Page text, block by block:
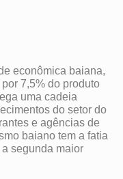
econômica baiana,
7,5% do produto
uma cadeia
do setor do
e agências de
baiano tem a fatia
segunda maior